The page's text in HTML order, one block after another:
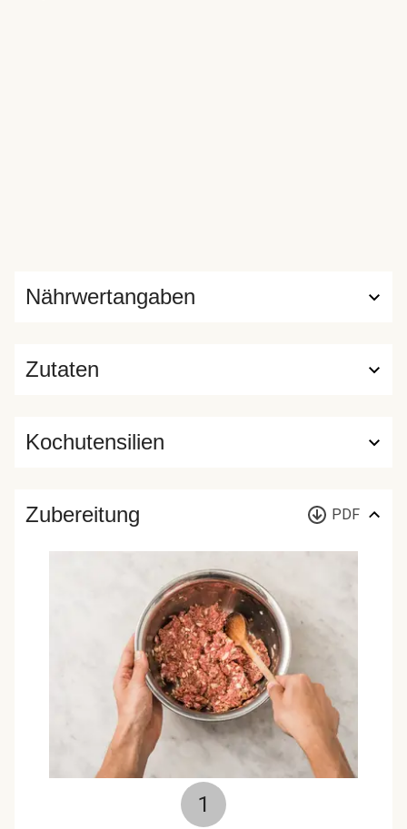
Zutaten
Nährwertangaben
Kochutensilien
Zubereitung PDF
1